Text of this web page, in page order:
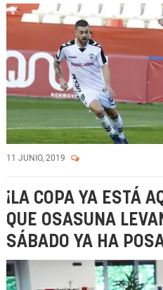
11 JUNIO, 2019
¡LA COPA YA ESTÁ
QUE OSASUNA
SÁBADO YA HA